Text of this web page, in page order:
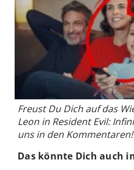
Freust Du Dich auf das
Leon in Resident Evil:
uns in den Kommentaren!
Das könnte Dich auch